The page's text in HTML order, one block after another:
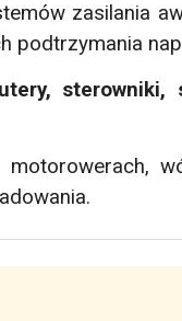
zasilania
podtrzymania
sterowniki,